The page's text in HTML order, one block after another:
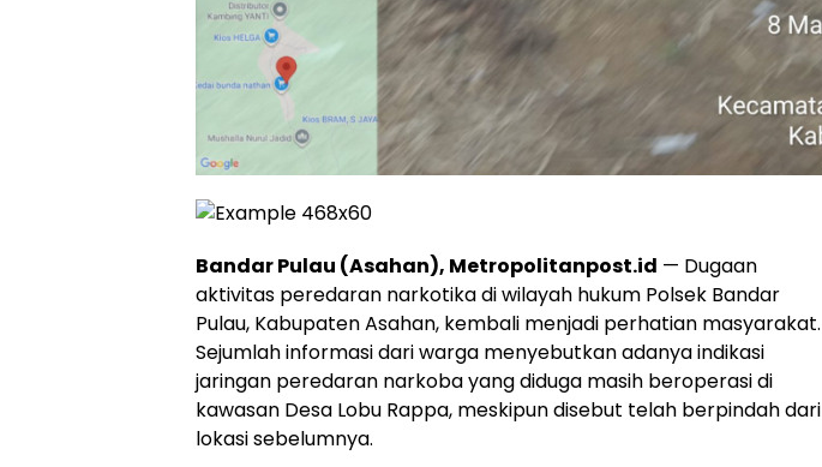
Bandar Pulau (Asahan), Metropolitanpost.id — Dugaan
aktivitas peredaran narkotika di wilayah hukum Polsek Bandar
Pulau, Kabupaten Asahan, kembali menjadi perhatian masyarakat.
Sejumlah informasi dari warga menyebutkan adanya indikasi
jaringan peredaran narkoba yang diduga masih beroperasi di
kawasan Desa Lobu Rappa, meskipun disebut telah berpindah dari
lokasi sebelumnya.